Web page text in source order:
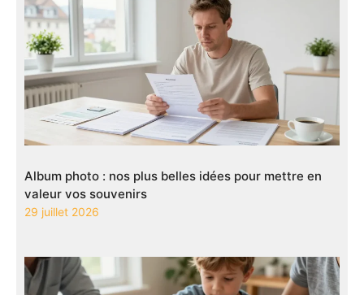
Album photo : nos plus belles idées pour mettre en
valeur vos souvenirs
29 juillet 2026